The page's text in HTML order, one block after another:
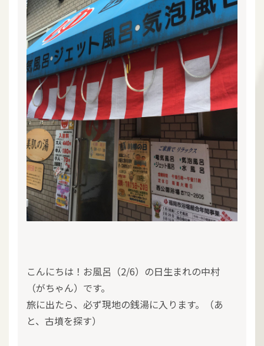
こんにちは！お風呂（2/6）の日生まれの中村
（がちゃん）です。
旅に出たら、必ず現地の銭湯に入ります。（あ
と、古墳を探す）